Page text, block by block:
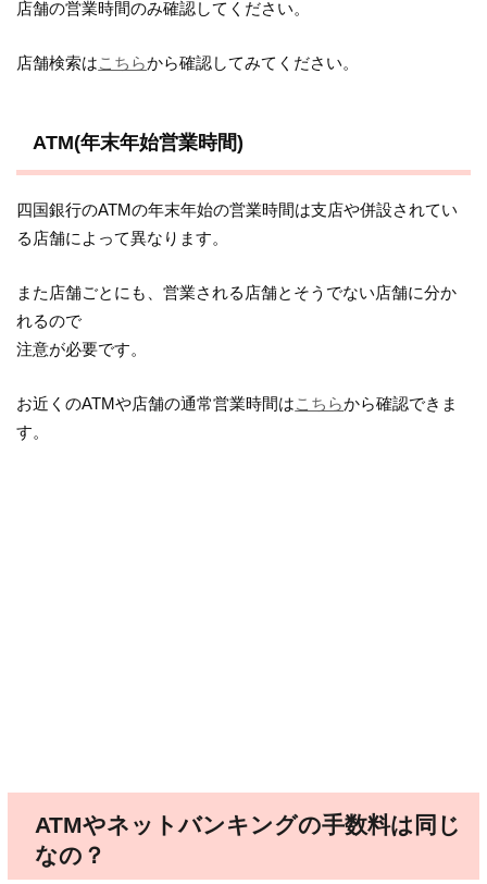
店舗の営業時間のみ確認してください。
店舗検索はこちらから確認してみてください。
ATM(年末年始営業時間)
四国銀行のATMの年末年始の営業時間は支店や併設されてい
る店舗によって異なります。
また店舗ごとにも、営業される店舗とそうでない店舗に分か
れるので
注意が必要です。
お近くのATMや店舗の通常営業時間はこちらから確認できま
す。
ATMやネットバンキングの手数料は同じ
なの？